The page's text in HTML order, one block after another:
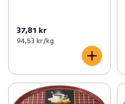
37,81 kr
94,53 kr /kg